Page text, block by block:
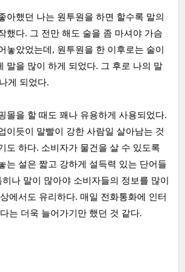
아했던 나는 원투원을 하면 할수록 말의
했다. 그 전만 해도 술을 좀 마셔야 가슴
놓았었는데, 원투원을 한 이후로는 술이
말을 많이 하게 되었다. 그 후로 나의 말
게 되었다.
몰을 할 때도 꽤나 유용하게 사용되었다.
이듯이 말빨이 강한 사람일 살아남는 것
도 하다. 소비자가 물건을 살 수 있도록
는 설은 짧고 강하게 설득력 있는 단어들
나 말이 많아야 소비자들의 정보를 많이
에서도 유리하다. 매일 전화통화에 인터
는 더욱 늘어가기만 했던 것 같다.